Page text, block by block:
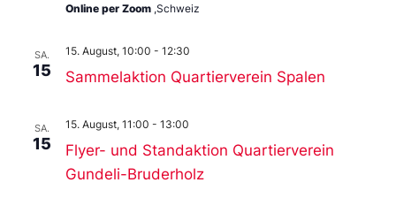
Online per Zoom ,Schweiz
SA.
15 Sammelaktion Quartierverein Spalen
15. August, 10:00 - 12:30
SA.
15
Flyer- und Standaktion Quartierverein
Gundeli-Bruderholz
15. August, 11:00 - 13:00